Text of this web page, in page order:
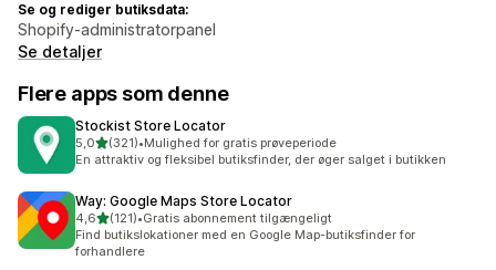
Se og rediger butiksdata:
Shopify-administratorpanel
Se detaljer
Flere apps som denne
Stockist Store Locator
5,0ud af 5 stjerner
(321)
321 anmeldelser i alt
•Mulighed for gratis prøveperiode
En attraktiv og fleksibel butiksfinder, der øger salget i butikken
Way: Google Maps Store Locator
4,6ud af 5 stjerner
(121)
121 anmeldelser i alt
•Gratis abonnement tilgængeligt
Find butikslokationer med en Google Map-butiksfinder for
forhandlere